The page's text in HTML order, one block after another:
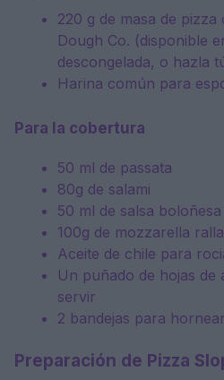
220 g de masa de
Dough Co. (disponible
descongelada, o hazla
Harina común para
Para la cobertura
50 ml de passata
80g de salami
50 ml de salsa
100g de mozzarella
Aceite de chile para
Un puñado de hojas de
servir
2 bandejas para hornear
Preparación de Pizza